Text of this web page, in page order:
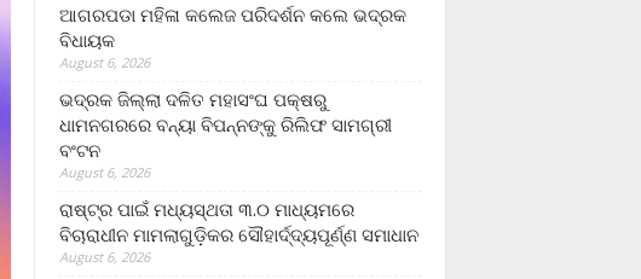
ଆଗରପଡା ମହିଳା କଲେଜ ପରିଦର୍ଶନ କଲେ ଭଦ୍ରକ
ବିଧାୟକ
August 6, 2026
ଭଦ୍ରକ ଜିଲ୍ଲା ଦଳିତ ମହାସଂଘ ପକ୍ଷରୁ
ଧାମନଗରରେ ବନ୍ୟା ବିପନ୍ନଙ୍କୁ ରିଲିଫ ସାମଗ୍ରୀ
ବଂଟନ
August 6, 2026
ରାଷ୍ଟ୍ର ପାଇଁ ମଧ୍ୟସ୍ଥତା ୩.୦ ମାଧ୍ୟମରେ
ବିଚାରାଧୀନ ମାମଲାଗୁଡ଼ିକର ସୌହାର୍ଦ୍ଦ୍ୟପୂର୍ଣ୍ଣ ସମାଧାନ
August 6, 2026